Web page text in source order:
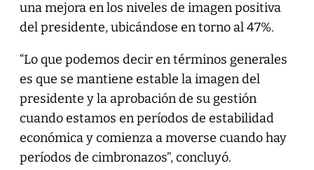
una mejora en los niveles de imagen positiva
del presidente, ubicándose en torno al 47%.
“Lo que podemos decir en términos generales
es que se mantiene estable la imagen del
presidente y la aprobación de su gestión
cuando estamos en períodos de estabilidad
económica y comienza a moverse cuando hay
períodos de cimbronazos”, concluyó.